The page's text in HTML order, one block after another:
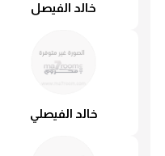
خالد الفيصل
خالد الفيصلي